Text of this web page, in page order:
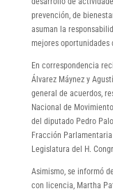
prevención, de
asuman la
mejores oportunidades
En correspondencia
Álvarez Máynez y
general de acuerdos,
Nacional de
del diputado Pedro
Fracción
Legislatura del H.
Asimismo, se informó
con licencia, Martha